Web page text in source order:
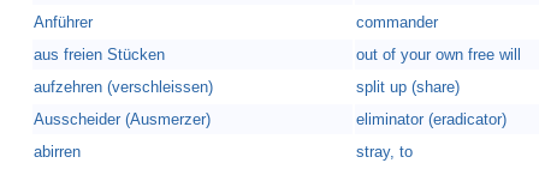
Anführer
commander
aus freien Stücken
out of your own free will
aufzehren (verschleissen)
split up (share)
Ausscheider (Ausmerzer)
eliminator (eradicator)
abirren
stray, to